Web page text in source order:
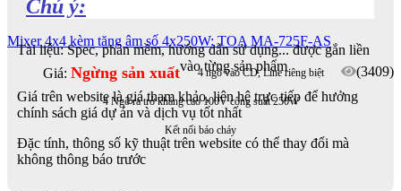
Mixer 4x4 kèm tăng âm số 4x250W: TOA MA-725F-AS
Giá: Ngừng sản xuất (3409)
4 ngõ vào CD, Line riêng biệt
4 Ngõ ra trở kháng cao 100V công suất 250W
Kết nối báo cháy
Chú ý:
Tài liệu: Spec, phần mềm, hướng dẫn sử dụng... được gắn liền
vào từng sản phẩm
Giá trên website là giá tham khảo, liên hệ trực tiếp để hưởng
chính sách giá dự án và dịch vụ tốt nhất
Đặc tính, thông số kỹ thuật trên website có thể thay đổi mà
không thông báo trước